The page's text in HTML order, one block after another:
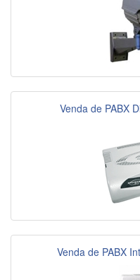
Venda de PABX
Venda de PABX